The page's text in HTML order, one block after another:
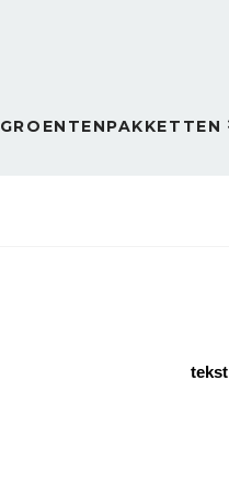
GROENTENPAKKETTEN
tekst